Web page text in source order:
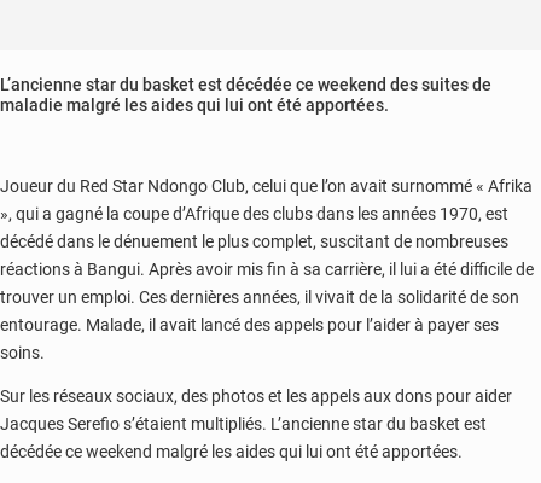
L’ancienne star du basket est décédée ce weekend des suites de
maladie malgré les aides qui lui ont été apportées.
Joueur du Red Star Ndongo Club, celui que l’on avait surnommé « Afrika
», qui a gagné la coupe d’Afrique des clubs dans les années 1970, est
décédé dans le dénuement le plus complet, suscitant de nombreuses
réactions à Bangui. Après avoir mis fin à sa carrière, il lui a été difficile de
trouver un emploi. Ces dernières années, il vivait de la solidarité de son
entourage. Malade, il avait lancé des appels pour l’aider à payer ses
soins.
Sur les réseaux sociaux, des photos et les appels aux dons pour aider
Jacques Serefio s’étaient multipliés. L’ancienne star du basket est
décédée ce weekend malgré les aides qui lui ont été apportées.